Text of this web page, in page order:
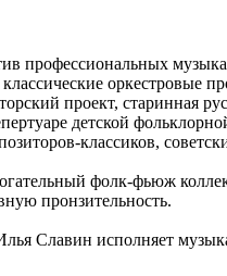
профессиональных
проект, старинная
детской
классиков,
фолк-фьюж
пронзительность.
Славин исполняет